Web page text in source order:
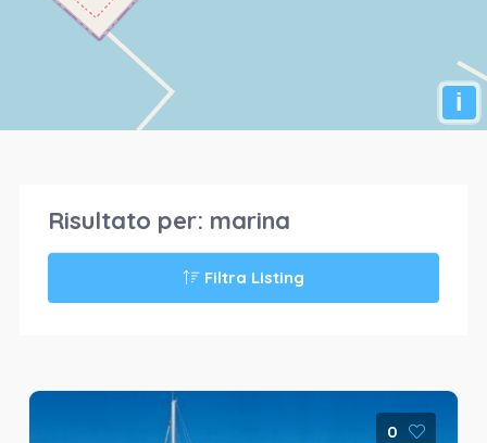
i
Risultato per: marina
Filtra Listing
0